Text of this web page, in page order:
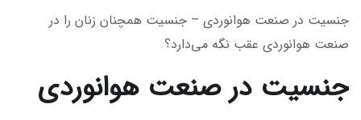
جنسیت در صنعت هوانوردی – جنسیت همچنان زنان را در
صنعت هوانوردی عقب نگه می‌دارد؟
جنسیت در صنعت هوانوردی